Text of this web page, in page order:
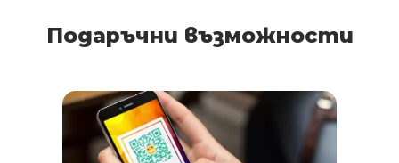
Подаръчни възможности